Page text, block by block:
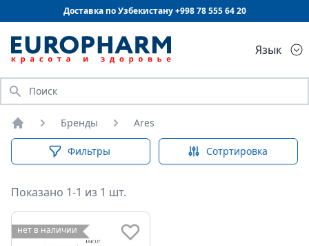
Доставка по Узбекистану +99878 555 64 20
Язык
Искать
Главная
Бренды Ares
Фильтры Сотртировка
Показано 1-1 из 1 шт.
нет в наличии